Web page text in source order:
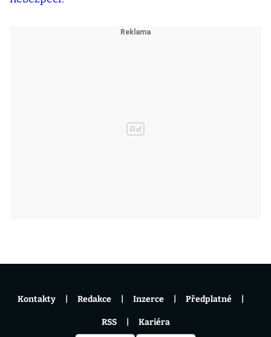
Kontakty Redakce Inzerce Předplatné
RSS Kariéra